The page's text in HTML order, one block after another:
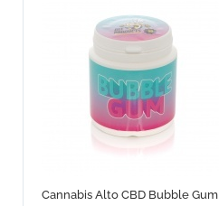
Cannabis Alto CBD Bubble Gum